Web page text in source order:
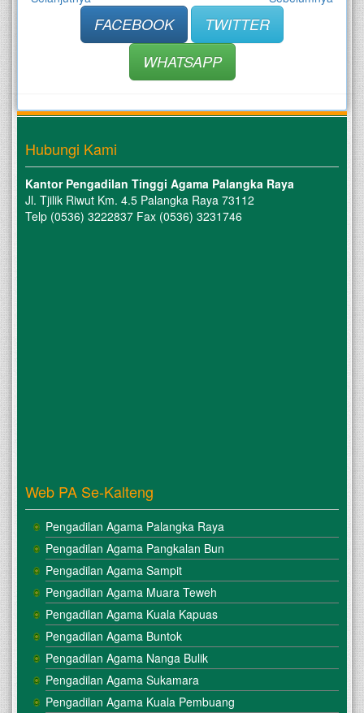
FACEBOOK
TWITTER
WHATSAPP
Hubungi Kami
Kantor Pengadilan Tinggi Agama Palangka Raya
Jl. Tjilik Riwut Km. 4.5 Palangka Raya 73112
Telp (0536) 3222837 Fax (0536) 3231746
Web PA Se-Kalteng
Pengadilan Agama Palangka Raya
Pengadilan Agama Pangkalan Bun
Pengadilan Agama Sampit
Pengadilan Agama Muara Teweh
Pengadilan Agama Kuala Kapuas
Pengadilan Agama Buntok
Pengadilan Agama Nanga Bulik
Pengadilan Agama Sukamara
Pengadilan Agama Kuala Pembuang